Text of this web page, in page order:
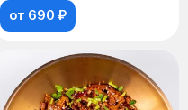
от 690 ₽